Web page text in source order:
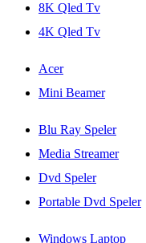
8K Qled Tv
4K Qled Tv
Acer
Mini Beamer
Blu Ray Speler
Media Streamer
Dvd Speler
Portable Dvd Speler
Windows Laptop